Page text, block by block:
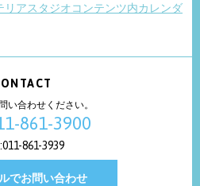
リアスタジオコンテンツ内カレンダ
い合わせください。
861-3900
861-3939
でお問い合わせ